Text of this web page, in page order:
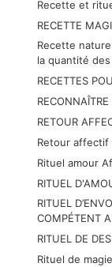
Recette et
RECETTE
Recette
la quantité
RECETTES
RETOUR
Retour
Rituel amour
RITUEL
RITUEL
COMPÉTENT
RITUEL DE
Rituel de